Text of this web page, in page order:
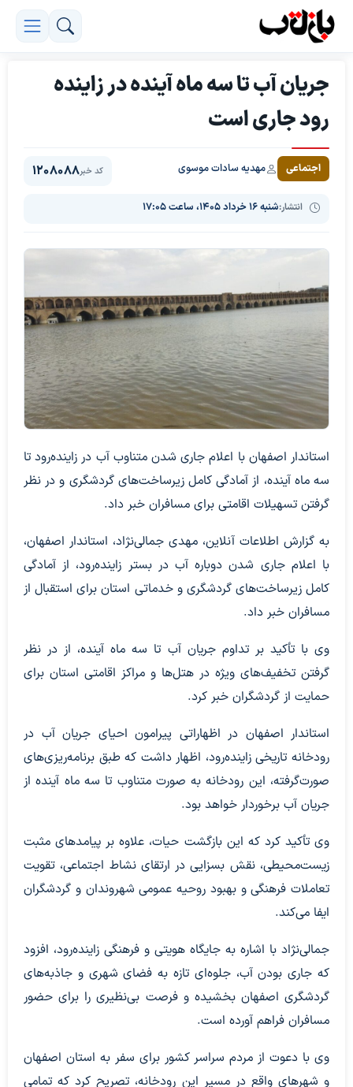
جریان آب تا سه ماه آینده در زاینده
رود جاری است
اجتماعی مهدیه سادات موسوی
انتشار:شنبه ۱۶ خرداد ۱۴۰۵، ساعت ۱۷:۰۵
کد خبر1208088
استاندار اصفهان با اعلام جاری شدن متناوب آب در زاینده‌رود تا
سه ماه آینده، از آمادگی کامل زیرساخت‌های گردشگری و در نظر
گرفتن تسهیلات اقامتی برای مسافران خبر داد.
به گزارش اطلاعات آنلاین، مهدی جمالی‌نژاد، استاندار اصفهان،
با اعلام جاری شدن دوباره آب در بستر زاینده‌رود، از آمادگی
کامل زیرساخت‌های گردشگری و خدماتی استان برای استقبال از
مسافران خبر داد.
وی با تأکید بر تداوم جریان آب تا سه ماه آینده، از در نظر
گرفتن تخفیف‌های ویژه در هتل‌ها و مراکز اقامتی استان برای
حمایت از گردشگران خبر کرد.
استاندار اصفهان در اظهاراتی پیرامون احیای جریان آب در
رودخانه تاریخی زاینده‌رود، اظهار داشت که طبق برنامه‌ریزی‌های
صورت‌گرفته، این رودخانه به صورت متناوب تا سه ماه آینده از
جریان آب برخوردار خواهد بود.
وی تأکید کرد که این بازگشت حیات، علاوه بر پیامدهای مثبت
زیست‌محیطی، نقش بسزایی در ارتقای نشاط اجتماعی، تقویت
تعاملات فرهنگی و بهبود روحیه عمومی شهروندان و گردشگران
ایفا می‌کند.
جمالی‌نژاد با اشاره به جایگاه هویتی و فرهنگی زاینده‌رود، افزود
که جاری بودن آب، جلوه‌ای تازه به فضای شهری و جاذبه‌های
گردشگری اصفهان بخشیده و فرصت بی‌نظیری را برای حضور
مسافران فراهم آورده است.
وی با دعوت از مردم سراسر کشور برای سفر به استان اصفهان
و شهرهای واقع در مسیر این رودخانه، تصریح کرد که تمامی